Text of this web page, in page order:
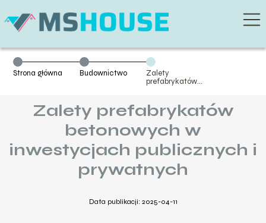
Strona główna Budownictwo
Zalety
prefabrykatów
publicznych i
prywatnych
Zalety prefabrykatów
betonowych w
inwestycjach publicznych i
prywatnych
Data publikacji: 2025-04-11